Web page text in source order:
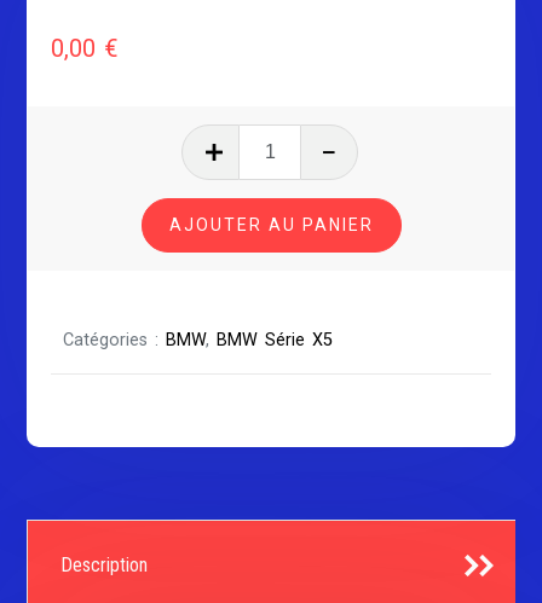
0,00 €
quantité
BMW
X5
F15
AJOUTER AU PANIER
Catégories : BMW, BMW Série X5
Description